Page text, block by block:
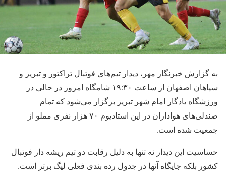
به گزارش خبرنگار مهر، دیدار تیم‌های فوتبال تراکتور و تبریز و
سپاهان اصفهان از ساعت ۱۹:۳۰ شامگاه امروز در حالی در
ورزشگاه یادگار امام شهر تبریز برگزار می‌شود که تمام
صندلی‌های هواداران در این استادیوم ۷۰ هزار نفری مملو از
جمعیت شده است.
حساسیت این دیدار نه تنها به دلیل رقابت دو تیم ریشه دار فوتبال
کشور بلکه جایگاه آنها در جدول رده بندی فعلی لیگ برتر است.